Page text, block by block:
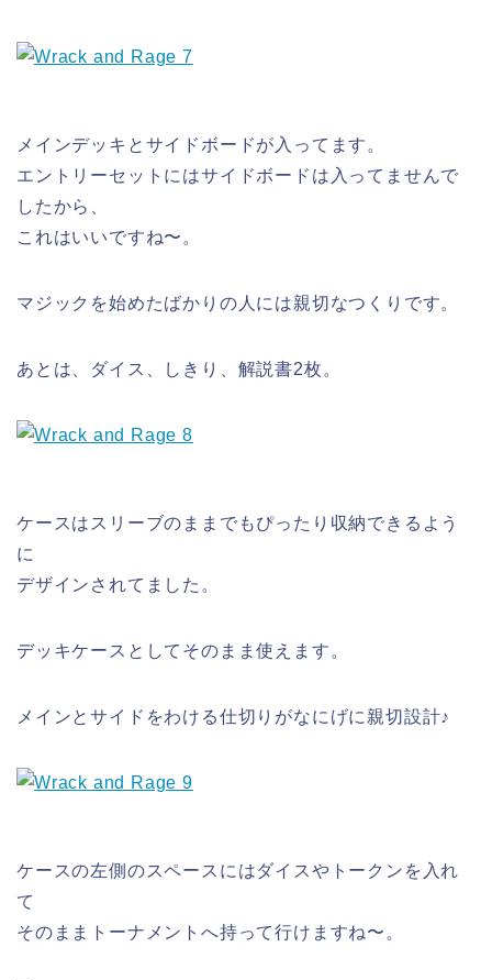
メインデッキとサイドボードが入ってます。
エントリーセットにはサイドボードは入ってませんで
したから、
これはいいですね〜。
マジックを始めたばかりの人には親切なつくりです。
あとは、ダイス、しきり、解説書2枚。
ケースはスリーブのままでもぴったり収納できるよう
に
デザインされてました。
デッキケースとしてそのまま使えます。
メインとサイドをわける仕切りがなにげに親切設計♪
ケースの左側のスペースにはダイスやトークンを入れ
て
そのままトーナメントへ持って行けますね〜。